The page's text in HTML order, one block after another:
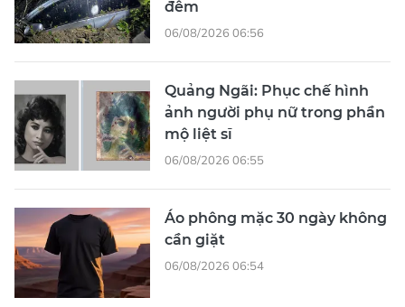
đêm
06/08/2026 06:56
Quảng Ngãi: Phục chế hình
ảnh người phụ nữ trong phần
mộ liệt sĩ
06/08/2026 06:55
Áo phông mặc 30 ngày không
cần giặt
06/08/2026 06:54